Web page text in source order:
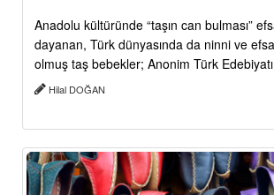
Anadolu kültüründe “taşın can bulması”
dayanan, Türk dünyasında da ninni ve
olmuş taş bebekler; Anonim Türk
Hilal DOĞAN